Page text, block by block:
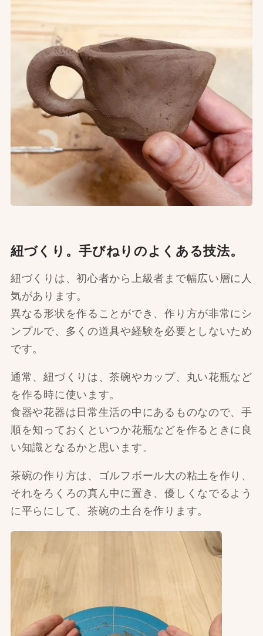
紐づくり。手びねりのよくある技法。
紐づくりは、初心者から上級者まで幅広い層に人
気があります。
異なる形状を作ることができ、作り方が非常にシ
ンプルで、多くの道具や経験を必要としないため
です。
通常、紐づくりは、茶碗やカップ、丸い花瓶など
を作る時に使います。
食器や花器は日常生活の中にあるものなので、手
順を知っておくといつか花瓶などを作るときに良
い知識となるかと思います。
茶碗の作り方は、ゴルフボール大の粘土を作り、
それをろくろの真ん中に置き、優しくなでるよう
に平らにして、茶碗の土台を作ります。